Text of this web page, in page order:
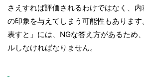
さえすれば評価されるわけではなく、
の印象を与えてしまう可能性もありま
表すと」には、NGな答え方があるため
ルしなければなりません。